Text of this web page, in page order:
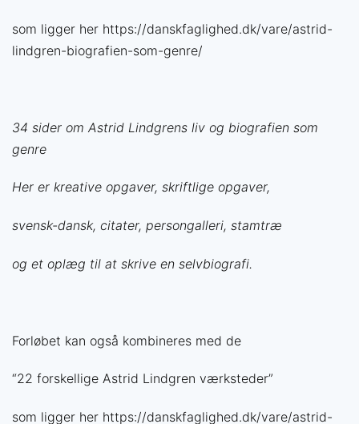
som ligger her https://danskfaglighed.dk/vare/astrid-
lindgren-biografien-som-genre/
34 sider om Astrid Lindgrens liv og biografien som
genre
Her er kreative opgaver, skriftlige opgaver,
svensk-dansk, citater, persongalleri, stamtræ
og et oplæg til at skrive en selvbiografi.
Forløbet kan også kombineres med de
“22 forskellige Astrid Lindgren værksteder”
som ligger her https://danskfaglighed.dk/vare/astrid-